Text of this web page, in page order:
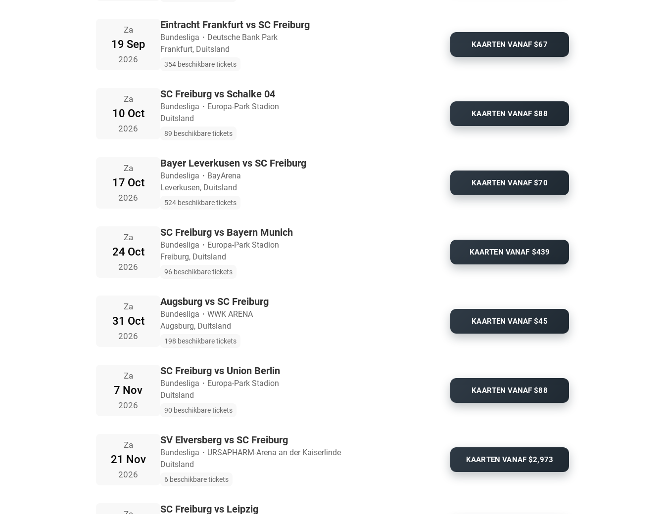
Za
19 Sep
2026
Eintracht Frankfurt vs SC Freiburg
Bundesliga ・ Deutsche Bank Park
Frankfurt, Duitsland
354 beschikbare tickets
KAARTEN VANAF $67
Za
10 Oct
2026
SC Freiburg vs Schalke 04
Bundesliga ・ Europa-Park Stadion
Duitsland
89 beschikbare tickets
KAARTEN VANAF $88
Za
17 Oct
2026
Bayer Leverkusen vs SC Freiburg
Bundesliga ・ BayArena
Leverkusen, Duitsland
524 beschikbare tickets
KAARTEN VANAF $70
Za
24 Oct
2026
SC Freiburg vs Bayern Munich
Bundesliga ・ Europa-Park Stadion
Freiburg, Duitsland
96 beschikbare tickets
KAARTEN VANAF $439
Za
31 Oct
2026
Augsburg vs SC Freiburg
Bundesliga ・ WWK ARENA
Augsburg, Duitsland
198 beschikbare tickets
KAARTEN VANAF $45
Za
7 Nov
2026
SC Freiburg vs Union Berlin
Bundesliga ・ Europa-Park Stadion
Duitsland
90 beschikbare tickets
KAARTEN VANAF $88
Za
21 Nov
2026
SV Elversberg vs SC Freiburg
Bundesliga ・ URSAPHARM-Arena an der Kaiserlinde
Duitsland
6 beschikbare tickets
KAARTEN VANAF $2,973
SC Freiburg vs Leipzig